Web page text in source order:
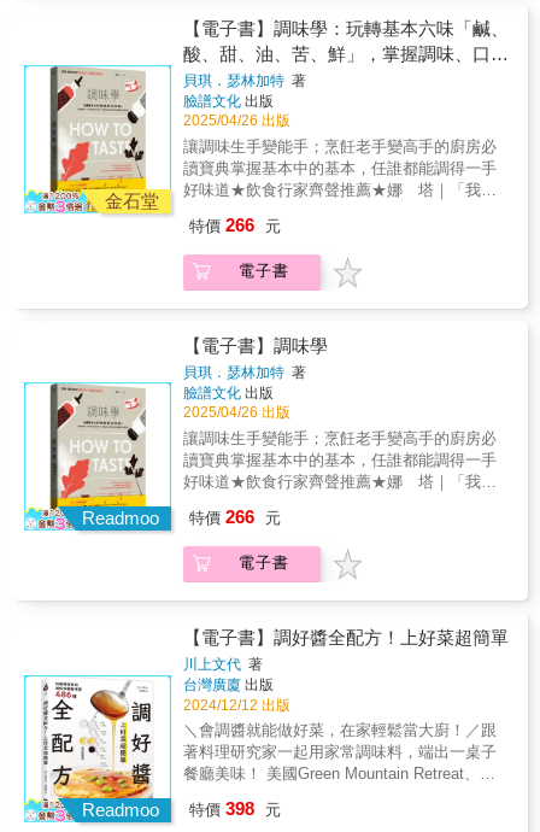
食材的原味──按食材的濃郁與清淡特質，帶你
組合出最完美的香料風味！ ◎多元應用的香料
食譜──從日式、歐式、南洋到中式，收錄112
道日常的香氣料理！ & 誠摯推薦（依姓氏筆畫
排序） & 「臺灣人熱愛美食並非三言兩語能說
完。但我時常認為：我們對於香料的認識與使
用，仍然與許多國家有著極大的落差。這本書
非常好的設立了一個指路圖，讓我們從基礎一
步一步認識香料的知識寶庫。」──餐飲內容創
作者｜克里斯丁 & 「捨風味輪而選矩陣概念詮
釋香料，光這一點就是一本值得收藏的香料
書！激推！」──辛香料顧問．RASA主理人｜
陳愛玲 & 「有理有序、體系類別詳實完整的一
本香料全書。最折服是以味型區分，特色、屬
明歷歷，獲益良多。」──飲食生活作家‧
《Yilan美食生活玩家》網站主人｜葉怡蘭 &
「很榮幸能拜讀這本書，作者多年來對香料及
香草的研究及料理充滿熱情，用特有的方式及
視角，將香料及香草分門別類，並化為實際行
動，融入料理之中，賦予料理新生命，達到畫
龍點睛的境界。是值得收藏的一本好書！」──
& 「告別香料小白！深入淺出解析香料奧祕，
從基礎到應用，帶你從氣味感官走入香料世
界，創造層次豐富的美味料理。」──香草料理
研究家｜藍偉華 & 「十分共時，日沼紀子與我
運用面向寬廣，而多年來以香草料理餐會為傳
遞主軸的我，對於書中以香料矩陣來解析辛香
料風味，並詳述其用法及契合食材，相當佩服
也有所學習。是目前臺灣書市少見以香草香料
調味為主的風味百寶書。」──香草生活家｜
Julia
「會煮飯的幸福感」。這不只是一本食譜書，
更是一份從日常出發、陪你深入理解和食靈
魂、打好調味基本功的溫柔指南。【本書特
色】✦ 揭開日式家常菜的調味魔法從味醂、鹽
麴、醋、醬油、味噌到高湯，剖析和食背後的
調味邏輯與烹調技法，讓你理解每一味調料的
角色，掌握「怎麼放、何時放、為什麼放」。
✦ 從零開始，煮出最耐吃的家滋味以日式美學
風家常菜，即使從未下廚，也能從中學會正確
實用黃金比例，讓每次下廚不失手收錄28款調
味延伸配方，涵蓋味噌湯變化、火鍋湯底、風
味醋醬與鹽麴醬料，提供穩定、快速又美味的
料理公式，讓每一次下廚都能穩定做出理想風
味。
庭料理老師的作者，時常在料理教室中聽見這
些聲音——因此，她以教學經驗為基礎，寫下
這本最貼近日常生活的日式調味指南。書中以
日本料理經典的調味法則「さしすせそ」為主
軸——さ（砂糖）、し（鹽）、す（醋）、せ
（醬油）、そ（味噌），再加上不可或缺的底
味——高湯，帶你認識每一味調料的作用時
機、烹調邏輯與風味特性。不僅深入介紹每一
種調味料的背景、製法、風味差異、標示解讀
與選購指南，更收錄28款實用調味黃金比例，
湯、一鍋關東煮開始，體會和食的細膩與季節
感，輕鬆煮出道地滋味。不論你是廚房新手，
還是想精進日式料理的日常煮婦／煮夫，都能
「會煮飯的幸福感」。這不只是一本食譜書，
更是一份從日常出發、陪你深入理解和食靈
魂、打好調味基本功的溫柔指南。【本書特
色】✦ 揭開日式家常菜的調味魔法從味醂、鹽
麴、醋、醬油、味噌到高湯，剖析和食背後的
調味邏輯與烹調技法，讓你理解每一味調料的
角色，掌握「怎麼放、何時放、為什麼放」。
「五感設計」與營養均衡為核心，設計42道和
風家常菜，即使從未下廚，也能從中學會正確
調味與食材搭配，享受料理的樂趣與溫度。✦
味醋醬與鹽麴醬料，提供穩定、快速又美味的
料理公式，讓每一次下廚都能穩定做出理想風
味。
金石堂
【電子書】調味學：玩轉基本六味「鹹、
酸、甜、油、苦、鮮」，掌握調味、口味
與風味的根本，解鎖你從沒想過的隱藏版
料理密技
貝琪．瑟林加特 著
臉譜文化 出版
2025/04/26 出版
讓調味生手變能手；烹飪老手變高手的廚房必
讀寶典 掌握基本中的基本，任誰都能調得一手
好味道 ★飲食行家齊聲推薦★ 娜 塔｜「我可
｜飲食生活作家、《Yilan美食生活玩家》網站
主人 韓良憶｜飲食旅遊作家、電臺主持人 蘿潔
塔｜【蘿潔塔的廚房】 按食譜依樣畫葫蘆：
過數以百計的食譜，在列舉了食材清單、所需
工具，並說明完製作步驟後， 留給讀者「依個
人口味調味」、「酌量調味」、「適當調味」
等模稜兩可的指令。 什麼是調味？該怎麼正確
調味？食譜沒說，你會不會調味？ 坊間充斥成
千上萬食譜、烹飪技法、食材事典書籍，怎麼
就不見誰來為我們講解「調味的理論與原
則」？ 這些迷惘的心聲，主廚貝琪．瑟林加特
全都聽到了。 為了解決調味的大難題，她決定
基本六味「鹹、酸、甜、油、苦、鮮」在料理
中所扮演的角色、六種口味相互平衡的技巧
等。 另外，她也將「辣與刺激性」、「酒
精」、「質地」、「香氣」等純味覺外的元素
納入討論， 集結成一部架構完整、系統清晰的
調味學之書。 本書要帶你： ☉認識「鹹、酸、
甜、油、苦、鮮」味為料理與味蕾帶來的效果
☉調和上面六種基本味在一道料理中的平衡，
並嘗試各種可能的排列組合 ☉學會該如何拯救
一時失手、調味過重的菜餚 ☉了解在缺少某種
調味劑或增味食材時，可依什麼原則尋找替代
品 ☉用數十種實驗與食譜，將調味學的「紙上
談兵」化為「實戰經驗」 ☉撇開花俏炫技的做
特價 266 元
電子書
Readmoo
【電子書】調味學
貝琪．瑟林加特 著
臉譜文化 出版
2025/04/26 出版
讓調味生手變能手；烹飪老手變高手的廚房必
讀寶典 掌握基本中的基本，任誰都能調得一手
好味道 ★飲食行家齊聲推薦★ 娜 塔｜「我可
｜飲食生活作家、《Yilan美食生活玩家》網站
主人 韓良憶｜飲食旅遊作家、電臺主持人 蘿潔
塔｜【蘿潔塔的廚房】 按食譜依樣畫葫蘆：
過數以百計的食譜，在列舉了食材清單、所需
工具，並說明完製作步驟後， 留給讀者「依個
人口味調味」、「酌量調味」、「適當調味」
等模稜兩可的指令。 什麼是調味？該怎麼正確
調味？食譜沒說，你會不會調味？ 坊間充斥成
千上萬食譜、烹飪技法、食材事典書籍，怎麼
就不見誰來為我們講解「調味的理論與原
則」？ 這些迷惘的心聲，主廚貝琪．瑟林加特
全都聽到了。 為了解決調味的大難題，她決定
特價 266 元
電子書
Readmoo
【電子書】調好醬全配方！上好菜超簡單
川上文代 著
台灣廣廈 出版
2024/12/12 出版
＼會調醬就能做好菜，在家輕鬆當大廚！／跟
著料理研究家一起用家常調味料，端出一桌子
餐廳美味！ 美國Green Mountain Retreat、
玲、家政煮廚金基師 齊聲推薦！涼拌、燉煮、
特價 398 元